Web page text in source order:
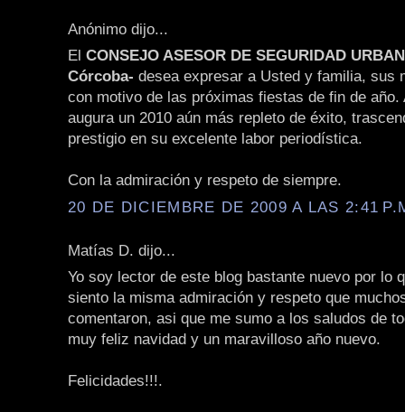
Anónimo dijo...
El CONSEJO ASESOR DE SEGURIDAD
Córcoba- desea expresar a Usted y familia, sus
con motivo de las próximas fiestas de fin de año.
augura un 2010 aún más repleto de éxito,
prestigio en su excelente labor periodística.
Con la admiración y respeto de siempre.
20 DE DICIEMBRE DE 2009 A LAS 2:41
Matías D. dijo...
Yo soy lector de este blog bastante nuevo por lo
siento la misma admiración y respeto que
comentaron, asi que me sumo a los saludos de
muy feliz navidad y un maravilloso año nuevo.
Felicidades!!!.